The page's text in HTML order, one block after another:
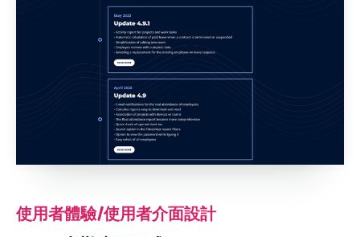
使用者體驗/使用者介面設計